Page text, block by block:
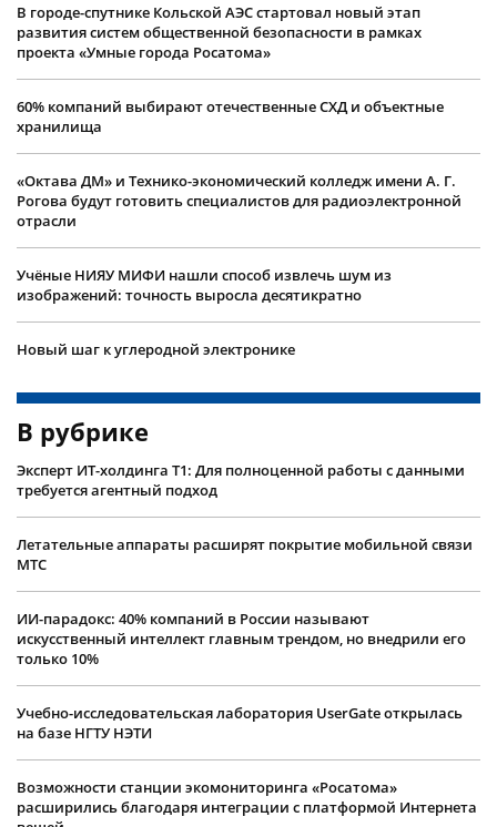
В городе-спутнике Кольской АЭС стартовал новый этап
развития систем общественной безопасности в рамках
проекта «Умные города Росатома»
60% компаний выбирают отечественные СХД и объектные
хранилища
«Октава ДМ» и Технико-экономический колледж имени А. Г.
Рогова будут готовить специалистов для радиоэлектронной
отрасли
Учëные НИЯУ МИФИ нашли способ извлечь шум из
изображений: точность выросла десятикратно
Новый шаг к углеродной электронике
В рубрике
Эксперт ИТ-холдинга Т1: Для полноценной работы с данными
требуется агентный подход
Летательные аппараты расширят покрытие мобильной связи
МТС
ИИ-парадокс: 40% компаний в России называют
искусственный интеллект главным трендом, но внедрили его
только 10%
Учебно-исследовательская лаборатория UserGate открылась
на базе НГТУ НЭТИ
Возможности станции экомониторинга «Росатома»
расширились благодаря интеграции с платформой Интернета